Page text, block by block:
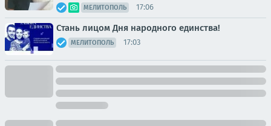
МЕЛИТОПОЛЬ 17:06
Стань лицом Дня народного единства!
МЕЛИТОПОЛЬ 17:03